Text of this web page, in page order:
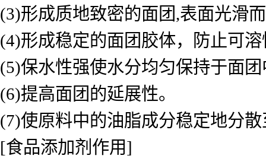
(3)形成质地致密的面团,表面光滑
(4)形成稳定的面团胶体，防止可
(5)保水性强使水分均匀保持于面
(6)提高面团的延展性。
(7)使原料中的油脂成分稳定地分
[食品添加剂作用]